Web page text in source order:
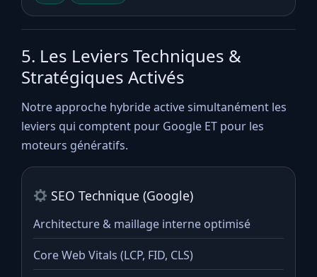
5. Les Leviers Techniques &
Stratégiques Activés
Notre approche hybride active simultanément les
leviers qui comptent pour Google ET pour les
moteurs génératifs.
SEO Technique (Google)
Architecture & maillage interne optimisé
Core Web Vitals (LCP, FID, CLS)